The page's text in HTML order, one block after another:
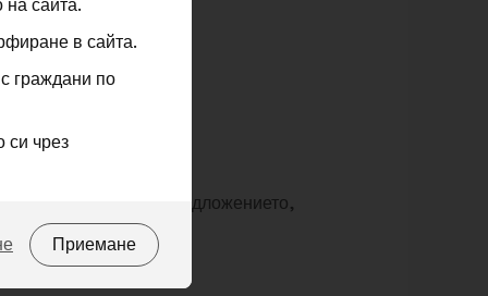
публикуването на предложението,
на сайта.
в сайта.
граждани по
си чрез
Приемане